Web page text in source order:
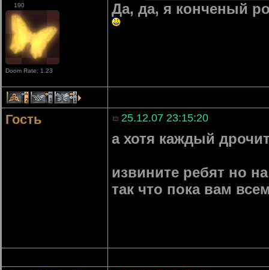
190
Doom Rate: 1.23
Да, да, я конченый
2 1 1
Гость 25.12.07 23:15:20
а хотя каждый
извините ребят но
так что пока вам